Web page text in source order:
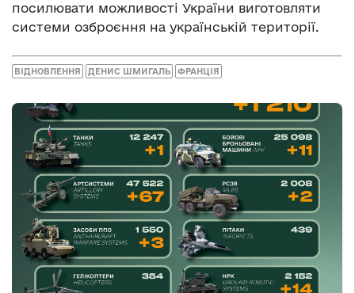
посилювати можливості України виготовляти
системи озброєння на українській території.
ВІДНОВЛЕННЯ ДЕНИС ШМИГАЛЬ ФРАНЦІЯ